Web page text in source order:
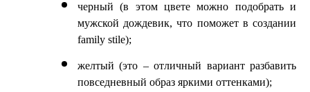
черный (в этом цвете можно подобрать и
мужской дождевик, что поможет в создании
family stile);
желтый (это – отличный вариант разбавить
повседневный образ яркими оттенками);